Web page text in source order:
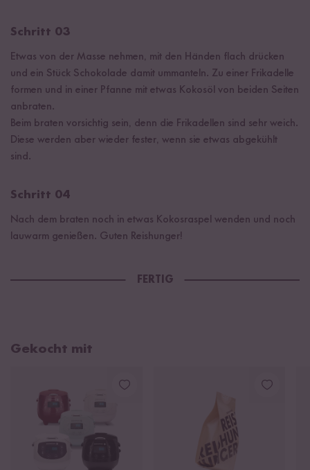
Schritt 03
Etwas von der Masse nehmen, mit den Händen flach drücken
und ein Stück Schokolade damit ummanteln. Zu einer Frikadelle
formen und in einer Pfanne mit etwas Kokosöl von beiden Seiten
anbraten.
Beim braten vorsichtig sein, denn die Frikadellen sind sehr weich.
Diese werden aber wieder fester, wenn sie etwas abgekühlt
sind.
Schritt 04
Nach dem braten noch in etwas Kokosraspel wenden und noch
lauwarm genießen. Guten Reishunger!
FERTIG
Gekocht mit